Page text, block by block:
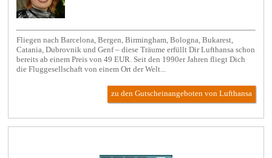
Fliegen nach Barcelona, Bergen, Birmingham, Bologna, Bukarest,
Catania, Dubrovnik und Genf – diese Träume erfüllt Dir Lufthansa schon
bereits ab einem Preis von 49 EUR. Seit den 1990er Jahren fliegt Dich
die Fluggesellschaft von einem Ort der Welt...
zu den Gutscheinangeboten von Lufthansa